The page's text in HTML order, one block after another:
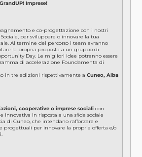
GrandUP! Imprese!
e co-progettazione con i nostri
per sviluppare o innovare la tua
Al termine del percorso i team avranno
la propria proposta a un gruppo di
Day. Le migliori idee potranno essere
di accelerazione Foundamenta di
in tre edizioni rispettivamente aCuneo, Alba
cooperative o imprese sociali con
innovativa in risposta a una sfida sociale
di Cuneo, che intendano rafforzare e
progettuali per innovare la propria offerta e/o